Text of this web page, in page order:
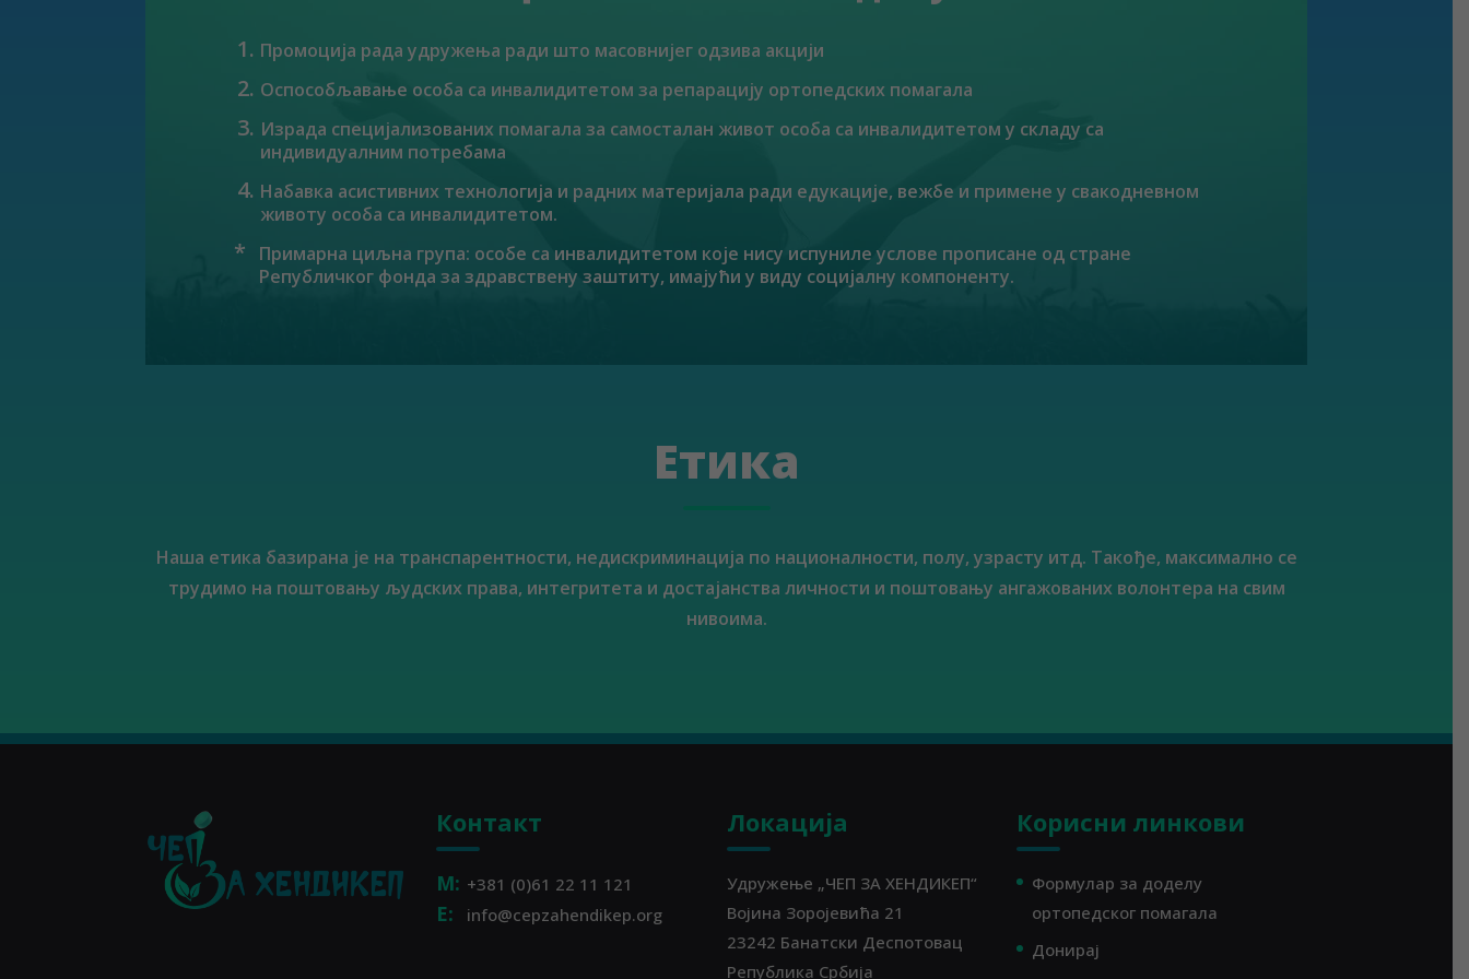
Промоција рада удружења ради што масовнијег одзива акцији
Оспособљавање особа са инвалидитетом за репарацију ортопедских помагала
Израда специјализованих помагала за самосталан живот особа са инвалидитетом у складу са
индивидуалним потребама
Набавка асистивних технологија и радних материјала ради едукације, вежбе и примене у свакодневном
животу особа са инвалидитетом.
Примарна циљна група: особе са инвалидитетом које нису испуниле услове прописане од стране
Републичког фонда за здравствену заштиту, имајући у виду социјалну компоненту.
Етика
Наша етика базирана је на транспарентности, недискриминација по националности, полу, узрасту итд. Такође, максимално се
трудимо на поштовању људских права, интегритета и достајанства личности и поштовању ангажованих волонтера на свим
нивоима.
Контакт
M: +381 (0)61 22 11 121
E: info@cepzahendikep.org
Локација
Удружење „ЧЕП ЗА ХЕНДИКЕП“
Војина Зоројевића 21
23242 Банатски Деспотовац
Република Србија
Корисни линкови
Формулар за доделу
ортопедског помагала
Донирај